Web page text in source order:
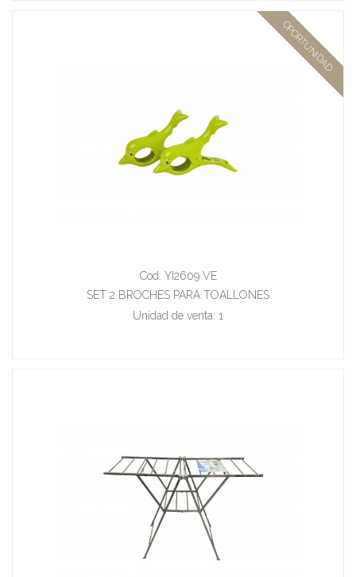
OPORTUNIDAD
Cod: YI2609 VE
SET 2 BROCHES PARA TOALLONES
Unidad de venta: 1